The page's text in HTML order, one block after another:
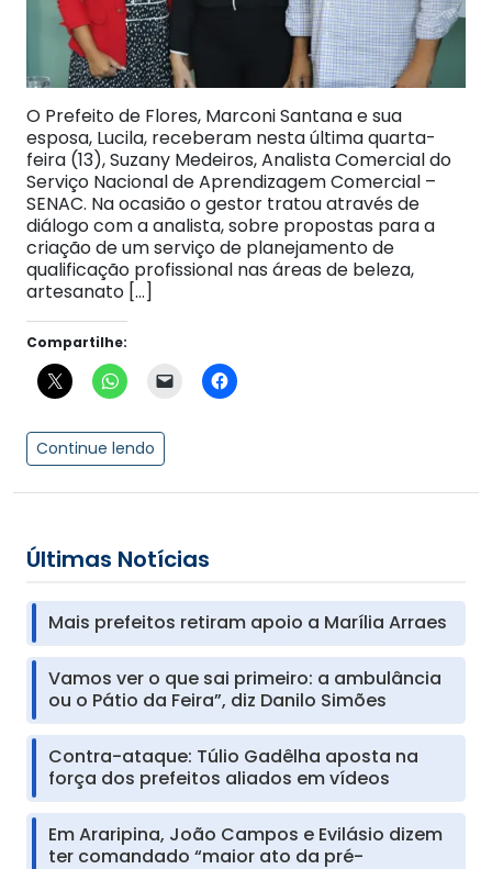
O Prefeito de Flores, Marconi Santana e sua
esposa, Lucila, receberam nesta última quarta-
feira (13), Suzany Medeiros, Analista Comercial do
Serviço Nacional de Aprendizagem Comercial –
SENAC. Na ocasião o gestor tratou através de
diálogo com a analista, sobre propostas para a
criação de um serviço de planejamento de
qualificação profissional nas áreas de beleza,
artesanato […]
Compartilhe:
Continue lendo
Últimas Notícias
Mais prefeitos retiram apoio a Marília Arraes
Vamos ver o que sai primeiro: a ambulância
ou o Pátio da Feira”, diz Danilo Simões
Contra-ataque: Túlio Gadêlha aposta na
força dos prefeitos aliados em vídeos
Em Araripina, João Campos e Evilásio dizem
ter comandado “maior ato da pré-